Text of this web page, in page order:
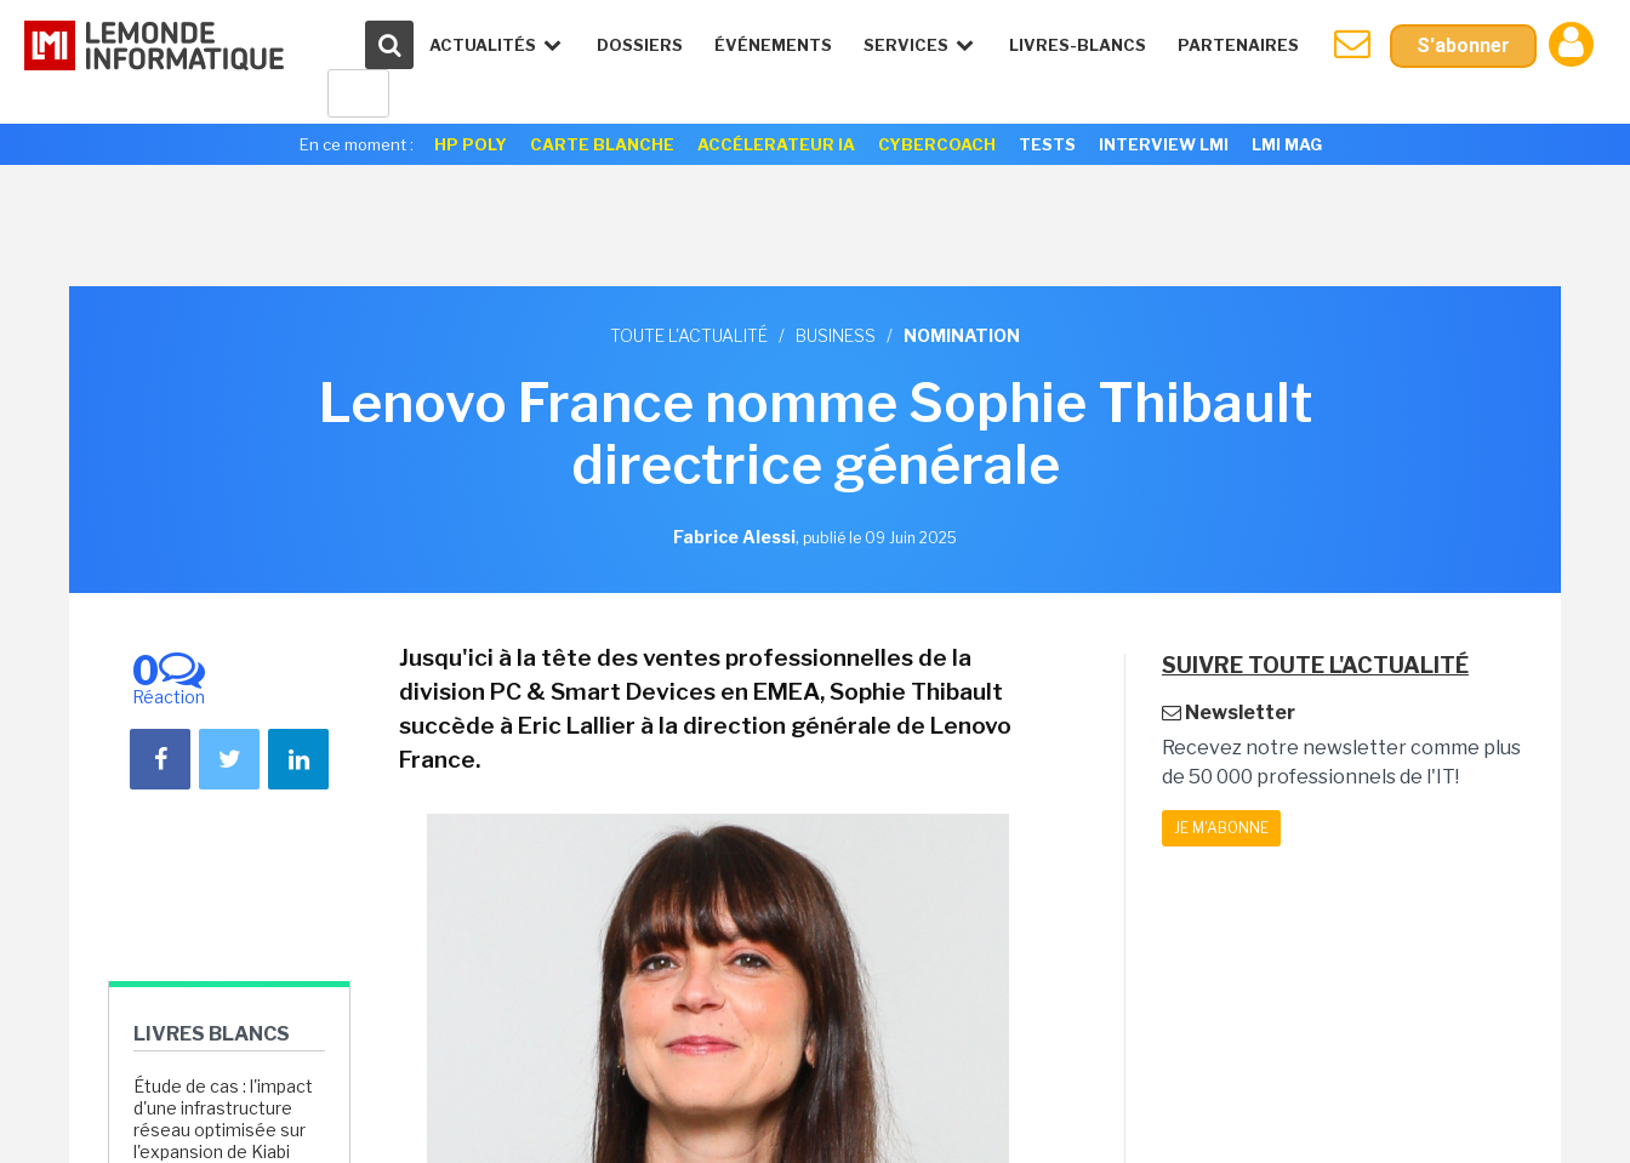
ACTUALITÉS DOSSIERS ÉVÉNEMENTS SERVICES LIVRES-BLANCS PARTENAIRES S'abonner
En ce moment : HP POLY CARTE BLANCHE ACCÉLERATEUR IA CYBERCOACH TESTS INTERVIEW LMI LMI MAG
TOUTE L'ACTUALITÉ / BUSINESS / NOMINATION
Lenovo France nomme Sophie Thibault
directrice générale
Fabrice Alessi, publié le 09 Juin 2025
0
Réaction
LIVRES BLANCS
Étude de cas : l'impact
d'une infrastructure
réseau optimisée sur
l'expansion de Kiabi
Jusqu'ici à la tête des ventes professionnelles de la
division PC & Smart Devices en EMEA, Sophie Thibault
succède à Eric Lallier à la direction générale de Lenovo
France.
SUIVRE TOUTE L'ACTUALITÉ
Newsletter
Recevez notre newsletter comme plus
de 50 000 professionnels de l'IT!
JE M'ABONNE